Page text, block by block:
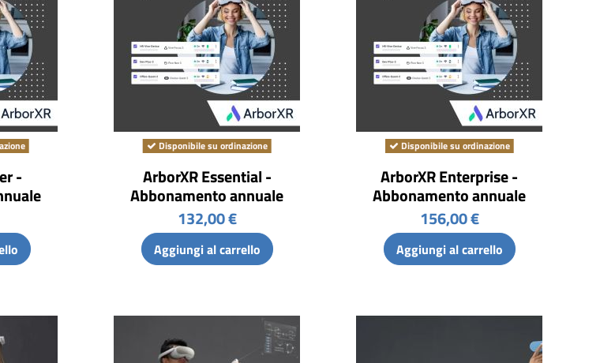
-
Disponibile su ordinazione
ArborXR Essential -
Abbonamento annuale
132,00 €
Aggiungi al carrello
Disponibile su ordinazione
ArborXR Enterprise -
Abbonamento annuale
156,00 €
Aggiungi al carrello